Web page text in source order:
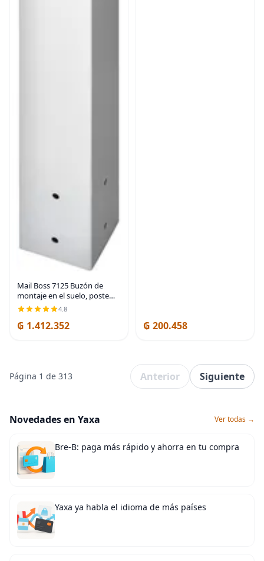
Mail Boss 7125 Buzón de
montaje en el suelo, poste
blanco alpino | Rot-proof
alternative to wood posts,
powder-coated steel, pairs
4.8
₲ 1.412.352 ₲ 200.458
Página 1 de 313 Anterior Siguiente
Novedades en Yaxa Ver todas →
Bre-B: paga más rápido y ahorra en tu compra
Yaxa ya habla el idioma de más países